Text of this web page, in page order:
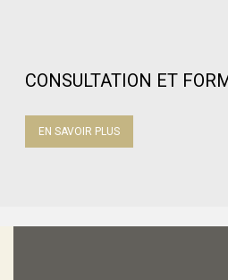
CONSULTATION ET
EN SAVOIR PLUS